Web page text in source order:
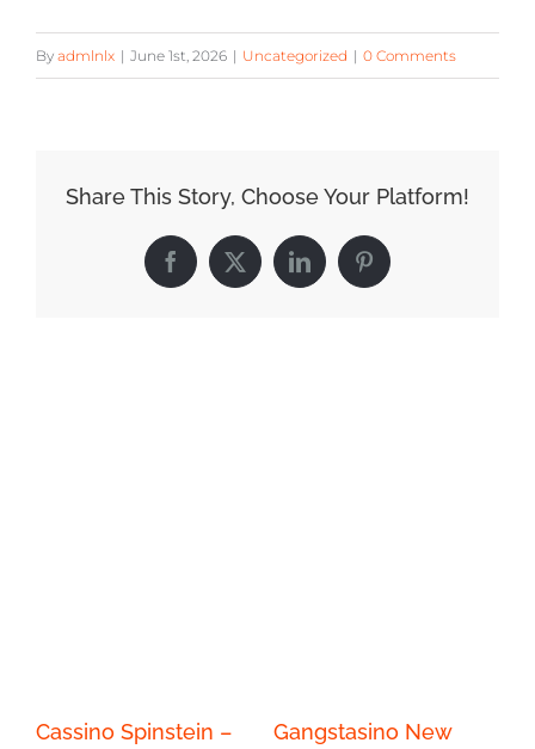
By admlnlx | June 1st, 2026 | Uncategorized | 0 Comments
Share This Story, Choose Your Platform!
Facebook
X LinkedInPinterest
Cassino Spinstein –
Gangstasino New